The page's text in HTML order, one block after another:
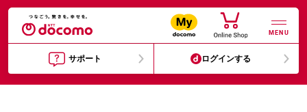
MENU
サポート ログインする